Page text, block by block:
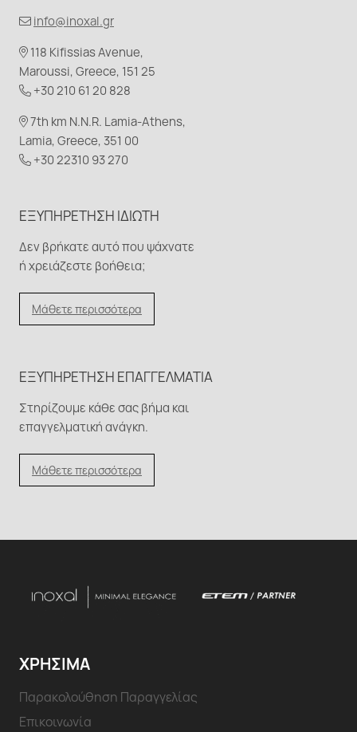
info@inoxal.gr
118 Kifissias Avenue,
Maroussi, Greece, 151 25
+30 210 61 20 828
7th km N.N.R. Lamia-Athens,
Lamia, Greece, 351 00
+30 22310 93 270
ΕΞΥΠΗΡΈΤΗΣΗ ΙΔΙΏΤΗ
Δεν βρήκατε αυτό που ψάχνατε
ή χρειάζεστε βοήθεια;
Μάθετε περισσότερα
ΕΞΥΠΗΡΈΤΗΣΗ ΕΠΑΓΓΕΛΜΑΤΊΑ
Στηρίζουμε κάθε σας βήμα και
επαγγελματική ανάγκη.
Μάθετε περισσότερα
ΧΡΗΣΙΜΑ
Παρακολούθηση Παραγγελίας
Επικοινωνία